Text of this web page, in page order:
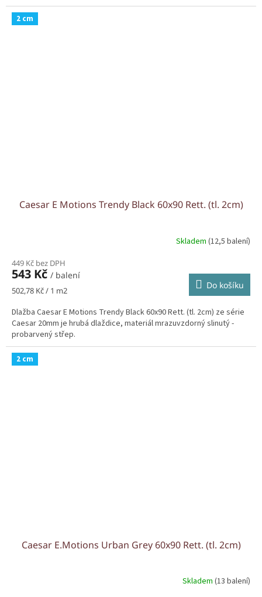
2 cm
Caesar E Motions Trendy Black 60x90 Rett. (tl. 2cm)
Skladem (12,5 balení)
449 Kč bez DPH
543 Kč / balení
Měrná
502,78 Kč / 1 m2 Do košíku
Dlažba Caesar E Motions Trendy Black 60x90 Rett. (tl. 2cm) ze série
Caesar 20mm je hrubá dlaždice, materiál mrazuvzdorný slinutý -
probarvený střep.
2 cm
Caesar E.Motions Urban Grey 60x90 Rett. (tl. 2cm)
Skladem (13 balení)